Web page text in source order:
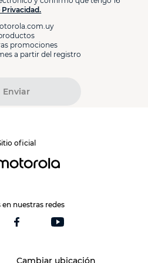
Enviar
promociones
a partir del registro
oficial
en nuestras redes
Cambiar ubicación